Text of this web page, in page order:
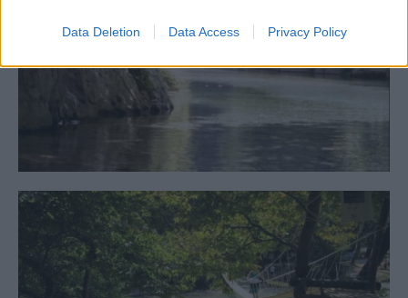
Data Deletion Data Access Privacy Policy